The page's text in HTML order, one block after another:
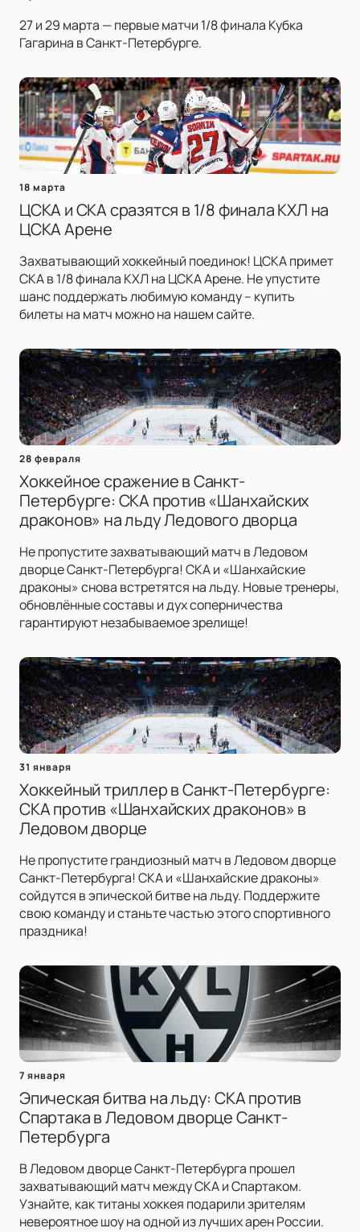
27 и 29 марта — первые матчи 1/8 финала Кубка
Гагарина в Санкт-Петербурге.
18 марта
ЦСКА и СКА сразятся в 1/8 финала КХЛ на
ЦСКА Арене
Захватывающий хоккейный поединок! ЦСКА примет
СКА в 1/8 финала КХЛ на ЦСКА Арене. Не упустите
шанс поддержать любимую команду – купить
билеты на матч можно на нашем сайте.
28 февраля
Хоккейное сражение в Санкт-
Петербурге: СКА против «Шанхайских
драконов» на льду Ледового дворца
Не пропустите захватывающий матч в Ледовом
дворце Санкт-Петербурга! СКА и «Шанхайские
драконы» снова встретятся на льду. Новые тренеры,
обновлённые составы и дух соперничества
гарантируют незабываемое зрелище!
31 января
Хоккейный триллер в Санкт-Петербурге:
СКА против «Шанхайских драконов» в
Ледовом дворце
Не пропустите грандиозный матч в Ледовом дворце
Санкт-Петербурга! СКА и «Шанхайские драконы»
сойдутся в эпической битве на льду. Поддержите
свою команду и станьте частью этого спортивного
праздника!
7 января
Эпическая битва на льду: СКА против
Спартака в Ледовом дворце Санкт-
Петербурга
В Ледовом дворце Санкт-Петербурга прошел
захватывающий матч между СКА и Спартаком.
Узнайте, как титаны хоккея подарили зрителям
невероятное шоу на одной из лучших арен России.